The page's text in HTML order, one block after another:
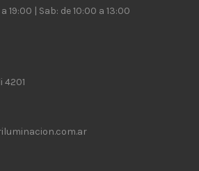
19:00 | Sab: de 10:00 a 13:00
4201